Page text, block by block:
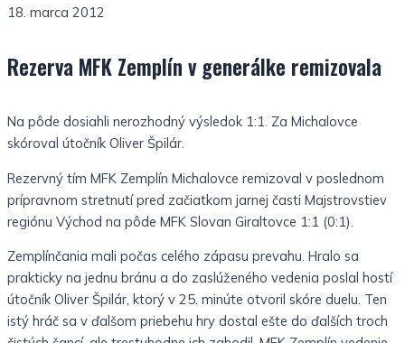
18. marca 2012
Rezerva MFK Zemplín v generálke remizovala
Na pôde dosiahli nerozhodný výsledok 1:1. Za Michalovce
skóroval útočník Oliver Špilár.
Rezervný tím MFK Zemplín Michalovce remizoval v poslednom
prípravnom stretnutí pred začiatkom jarnej časti Majstrovstiev
regiónu Východ na pôde MFK Slovan Giraltovce 1:1 (0:1).
Zemplínčania mali počas celého zápasu prevahu. Hralo sa
prakticky na jednu bránu a do zaslúženého vedenia poslal hostí
útočník Oliver Špilár, ktorý v 25. minúte otvoril skóre duelu. Ten
istý hráč sa v ďalšom priebehu hry dostal ešte do ďalších troch